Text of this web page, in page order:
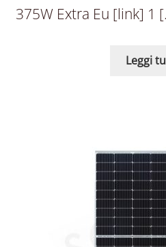
375W Extra Eu [link] 1
Leggi